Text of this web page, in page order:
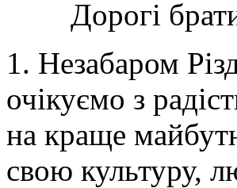
Дорогі
1. Незабаром
очікуємо з
на краще
свою культуру,